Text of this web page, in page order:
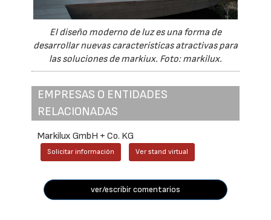
El diseño moderno de luz es una forma de
desarrollar nuevas características atractivas para
las soluciones de markiux. Foto: markilux.
EMPRESAS O ENTIDADES
RELACIONADAS
Markilux GmbH + Co. KG
Solicitar información Ver stand virtual
ver/escribir comentarios